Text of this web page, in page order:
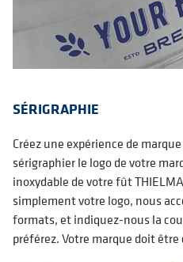
SÉRIGRAPHIE
Créez une expérience de
sérigraphier le logo de votre
inoxydable de votre fût
simplement votre logo, nous
formats, et indiquez-nous la
préférez. Votre marque doit